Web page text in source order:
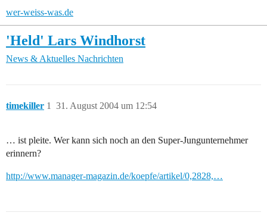
wer-weiss-was.de
'Held' Lars Windhorst
News & Aktuelles Nachrichten
timekiller 31. August 2004 um 12:54
1
… ist pleite. Wer kann sich noch an den Super-Jungunternehmer
erinnern?
http://www.manager-magazin.de/koepfe/artikel/0,2828,…